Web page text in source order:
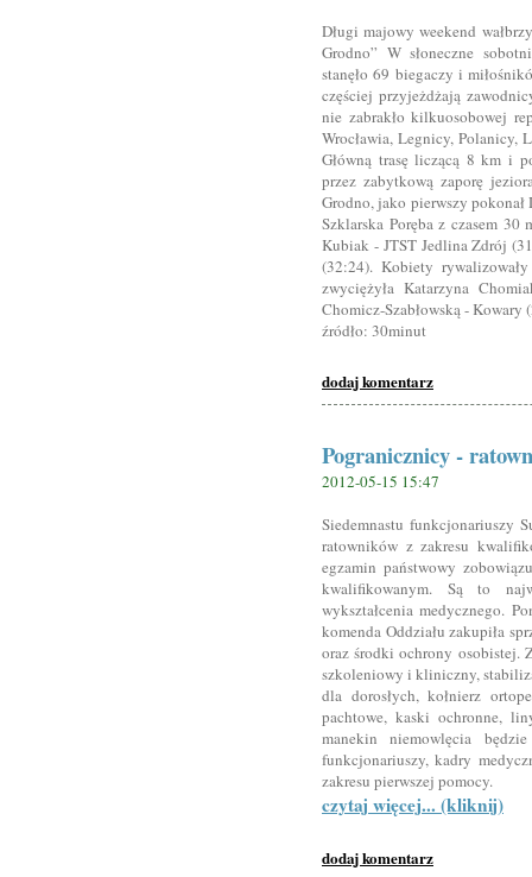
Długi majowy weekend
Grodno” W słoneczne
stanęło 69 biegaczy i
częściej przyjeżdżają
nie zabrakło kilkuosobowej
Wrocławia, Legnicy, Polanicy,
Główną trasę liczącą 8 km i
przez zabytkową zaporę
Grodno, jako pierwszy
Szklarska Poręba z czasem
Kubiak - JTST Jedlina Zdrój
(32:24). Kobiety
zwyciężyła Katarzyna
Chomicz-Szabłowską -
źródło: 30minut
dodaj komentarz
Pogranicznicy -
2012-05-15 15:47
Siedemnastu funkcjonariuszy
ratowników z zakresu
egzamin państwowy
kwalifikowanym. Są to
wykształcenia medycznego.
komenda Oddziału zakupiła
oraz środki ochrony osobistej.
szkoleniowy i kliniczny,
dla dorosłych, kołnierz
pachtowe, kaski ochronne,
manekin niemowlęcia
funkcjonariuszy, kadry
zakresu pierwszej pomocy.
czytaj więcej... (kliknij)
dodaj komentarz